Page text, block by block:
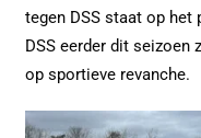
tegen DSS staat op het
DSS eerder dit seizoen
op sportieve revanche.